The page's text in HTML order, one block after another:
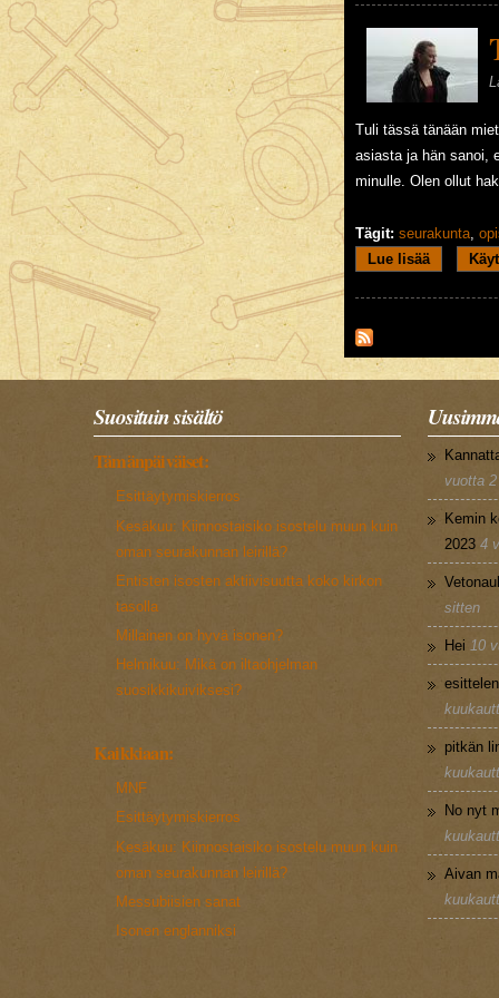
Tuli tässä tänään
asiasta ja hän sanoi,
minulle. Olen ollut
Tägit: seurakunta
Lue lisää about
Suosituin sisältö
Tämänpäiväiset:
Esittäytymiskierros
Kesäkuu: Kiinnostaisiko isostelu muun kuin
oman seurakunnan leirillä?
Entisten isosten aktiivisuutta koko kirkon
tasolla
Millainen on hyvä isonen?
Helmikuu: Mikä on iltaohjelman
suosikkikuiviksesi?
Kaikkiaan:
MNF
Esittäytymiskierros
Kesäkuu: Kiinnostaisiko isostelu muun kuin
oman seurakunnan leirillä?
Messubiisien sanat
Isonen englanniksi
vuotta
Kemin
2023 4
sitten
Hei 10
pitkän
No nyt
Aivan